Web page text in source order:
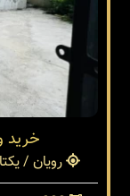
خرید
رویان /